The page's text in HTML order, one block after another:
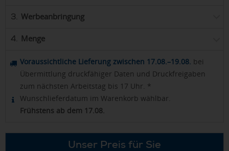
3. Werbeanbringung
4. Menge
Voraussichtliche Lieferung zwischen 17.08.–19.08. bei
Übermittlung druckfähiger Daten und Druckfreigaben
zum nächsten Arbeitstag bis 17 Uhr. *
Wunschlieferdatum im Warenkorb wählbar.
Frühstens ab dem 17.08.
Unser Preis für Sie